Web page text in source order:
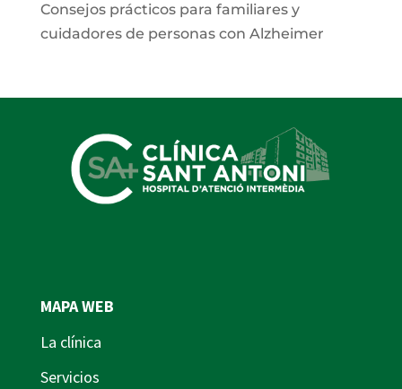
Consejos prácticos para familiares y
cuidadores de personas con Alzheimer
MAPA WEB
La clínica
Servicios